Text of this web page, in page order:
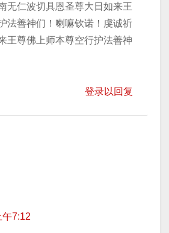
无仁波切具恩圣尊大日如来王
法善神们！喇嘛钦诺！虔诚祈
王尊佛上师本尊空行护法善神
登录以回复
7:12